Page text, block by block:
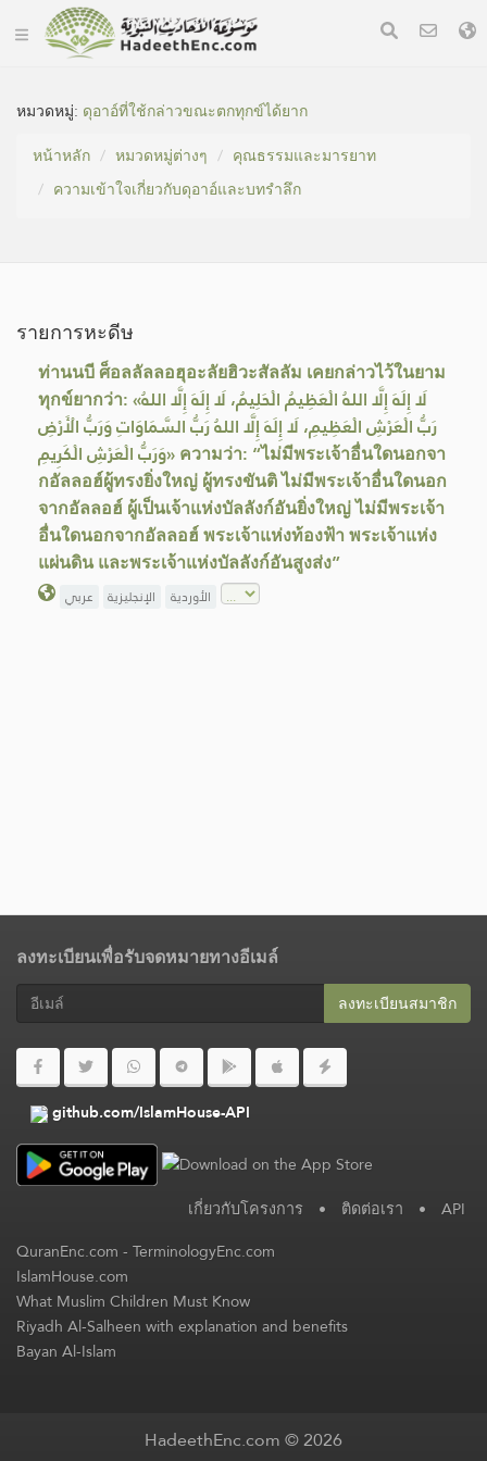
หมวดหมู่​: ดุอาอ์ที่ใช้กล่าวขณะตกทุกข์ได้ยาก
หน้าหลัก
หมวดหมู่​ต่างๆ
คุณธรรมและมารยาท
ความเข้าใจเกี่ยวกับดุอาอ์และบทรำลึก
รายการหะดีษ
ท่านนบี ศ็อลลัลลอฮุอะลัยฮิวะสัลลัม เคยกล่าวไว้ในยาม
ทุกข์ยากว่า: «لَا إِلَهَ إِلَّا اللهُ الْعَظِيمُ الْحَلِيمُ، لَا إِلَهَ إِلَّا اللهُ
رَبُّ الْعَرْشِ الْعَظِيمِ، لَا إِلَهَ إِلَّا اللهُ رَبُّ السَّمَاوَاتِ وَرَبُّ الْأَرْضِ
وَرَبُّ الْعَرْشِ الْكَرِيمِ» ความว่า: “ไม่มีพระเจ้าอื่นใดนอกจา
กอัลลอฮ์ผู้ทรงยิ่งใหญ่ ผู้ทรงขันติ ไม่มีพระเจ้าอื่นใดนอก
จากอัลลอฮ์ ผู้เป็นเจ้าแห่งบัลลังก์อันยิ่งใหญ่ ไม่มีพระเจ้า
อื่นใดนอกจากอัลลอฮ์ พระเจ้าแห่งท้องฟ้า พระเจ้าแห่ง
แผ่นดิน และพระเจ้าแห่งบัลลังก์อันสูงส่ง”
عربي الإنجليزية الأوردية
ลงทะเบียนเพื่อรับจดหมายทางอีเมล์
ลงทะเบียนสมาชิก​
github.com/IslamHouse-API
เกี่ยวกับโครงการ • ติดต่อเรา • API
QuranEnc.com-TerminologyEnc.com
IslamHouse.com
What Muslim Children Must Know
Riyadh Al-Salheen with explanation and benefits
Bayan Al-Islam
HadeethEnc.com © 2026